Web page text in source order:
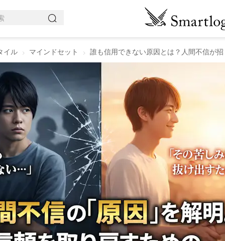
イル マインドセット 誰も信用できない原因とは？人間不信が